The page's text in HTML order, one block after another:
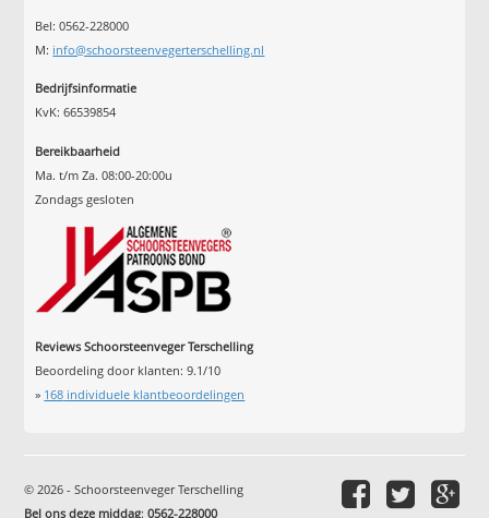
Bel: 0562-228000
M: info@schoorsteenvegerterschelling.nl
Bedrijfsinformatie
KvK: 66539854
Bereikbaarheid
Ma. t/m Za. 08:00-20:00u
Zondags gesloten
Reviews Schoorsteenveger Terschelling
Beoordeling door klanten:9.1/10
» 168 individuele klantbeoordelingen
© 2026 - Schoorsteenveger Terschelling
Bel ons deze middag:0562-228000